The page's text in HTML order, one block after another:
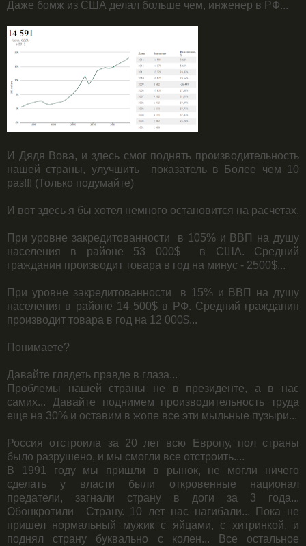
Даже бомж из США делал больше чем, инженер в РФ...
И Дядя Вова, и здесь смог поднять производительность
нашей страны, улучшить показатель в Более чем 10
раз!!! (Только подумайте)
И вот здесь я бы хотел немного остановится на расчетах.
При уровне закредитованности в 105% и ВВП на душу
населения в районе 53 000$ в США. Средний
гражданин производит товара в год на минус - 2500$...
При уровне закредитованности в 15% и ВВП на душу
населения в районе 14 500$ в РФ. Средний гражданин
производит товара в год на 12 000$...
Понимаете?
Давайте глядеть правде в глаза...
Проблемы нашей страны не в президенте, а в нас
самих... Давайте поднимем производительность труда
еще на 30% и оставим в жопе все эти мыльные пузыри...
Россия отстроила за 20 лет всю Европу, пол страны
было разрушено, и мы смогли все отстроить....
В 1991 году мы пришли в рынок, не могли ничего
сделать у власти были откровенные национал
предатели, загнали страну в доги за 3 года...
Обонкротили Страну. 10 лет нас нагибали... Пока не
пришел нормальный мужик с яйцами, с хитринкой, и
поднял страну буквально с колен... Все остальное